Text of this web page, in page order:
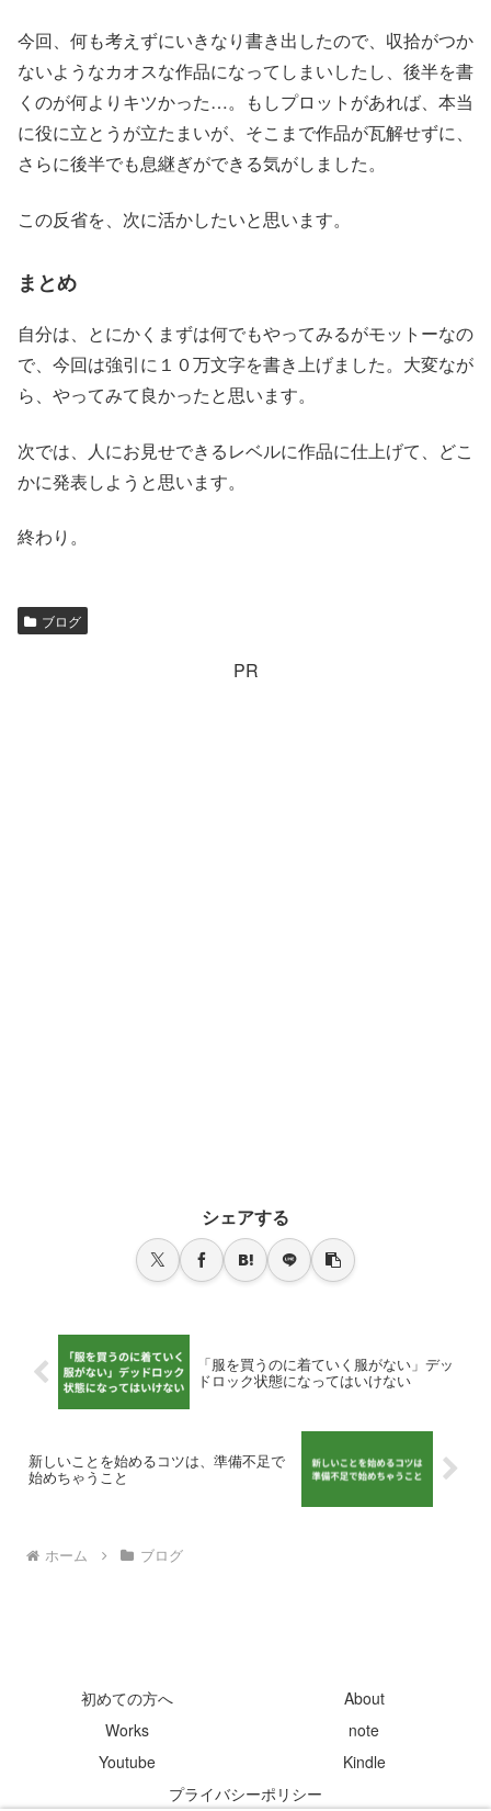
今回、何も考えずにいきなり書き出したので、収拾がつか
ないようなカオスな作品になってしまいしたし、後半を書
くのが何よりキツかった…。もしプロットがあれば、本当
に役に立とうが立たまいが、そこまで作品が瓦解せずに、
さらに後半でも息継ぎができる気がしました。
この反省を、次に活かしたいと思います。
まとめ
自分は、とにかくまずは何でもやってみるがモットーなの
で、今回は強引に１０万文字を書き上げました。大変なが
ら、やってみて良かったと思います。
次では、人にお見せできるレベルに作品に仕上げて、どこ
かに発表しようと思います。
終わり。
ブログ
PR
シェアする
「服を買うのに着ていく服がない」デッ
ドロック状態になってはいけない
新しいことを始めるコツは、準備不足で
始めちゃうこと
ホーム ブログ
初めての方へ
About
Works
note
Youtube
Kindle
プライバシーポリシー